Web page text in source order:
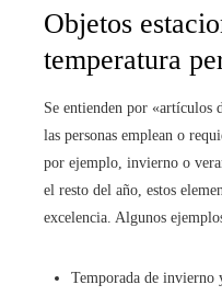
Objetos
temperatura
Se entienden por «artículos
las personas emplean o
por ejemplo, invierno o
el resto del año, estos
excelencia. Algunos
Temporada de invierno